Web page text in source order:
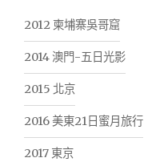
2012 柬埔寨吳哥窟
2014 澳門-五日光影
2015 北京
2016 美東21日蜜月旅行
2017 東京